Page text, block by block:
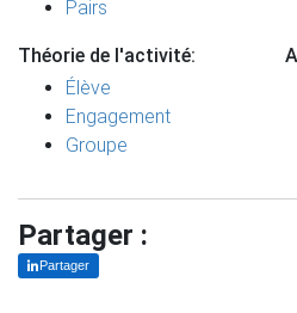
Pairs
Théorie de l'activité:
Élève
Engagement
Groupe
Partager :
Partager